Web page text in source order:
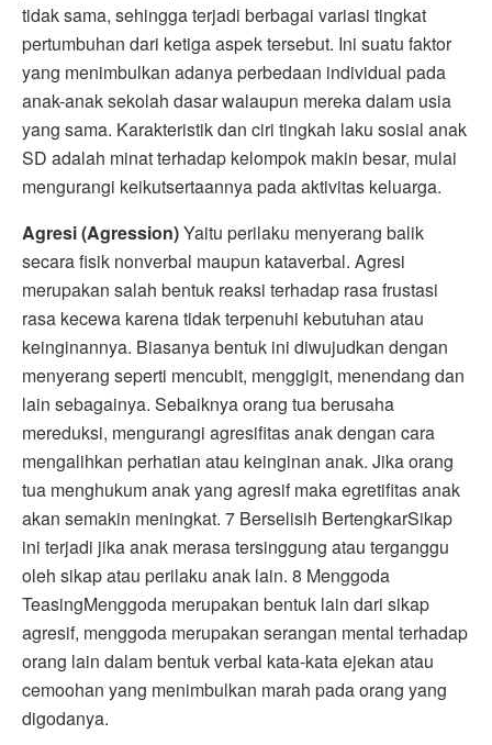
tidak sama, sehingga terjadi berbagai variasi tingkat
pertumbuhan dari ketiga aspek tersebut. Ini suatu faktor
yang menimbulkan adanya perbedaan individual pada
anak-anak sekolah dasar walaupun mereka dalam usia
yang sama. Karakteristik dan ciri tingkah laku sosial anak
SD adalah minat terhadap kelompok makin besar, mulai
mengurangi keikutsertaannya pada aktivitas keluarga.
Agresi (Agression)Yaitu perilaku menyerang balik
secara fisik nonverbal maupun kataverbal. Agresi
merupakan salah bentuk reaksi terhadap rasa frustasi
rasa kecewa karena tidak terpenuhi kebutuhan atau
keinginannya. Biasanya bentuk ini diwujudkan dengan
menyerang seperti mencubit, menggigit, menendang dan
lain sebagainya. Sebaiknya orang tua berusaha
mereduksi, mengurangi agresifitas anak dengan cara
mengalihkan perhatian atau keinginan anak. Jika orang
tua menghukum anak yang agresif maka egretifitas anak
akan semakin meningkat. 7 Berselisih BertengkarSikap
ini terjadi jika anak merasa tersinggung atau terganggu
oleh sikap atau perilaku anak lain. 8 Menggoda
TeasingMenggoda merupakan bentuk lain dari sikap
agresif, menggoda merupakan serangan mental terhadap
orang lain dalam bentuk verbal kata-kata ejekan atau
cemoohan yang menimbulkan marah pada orang yang
digodanya.